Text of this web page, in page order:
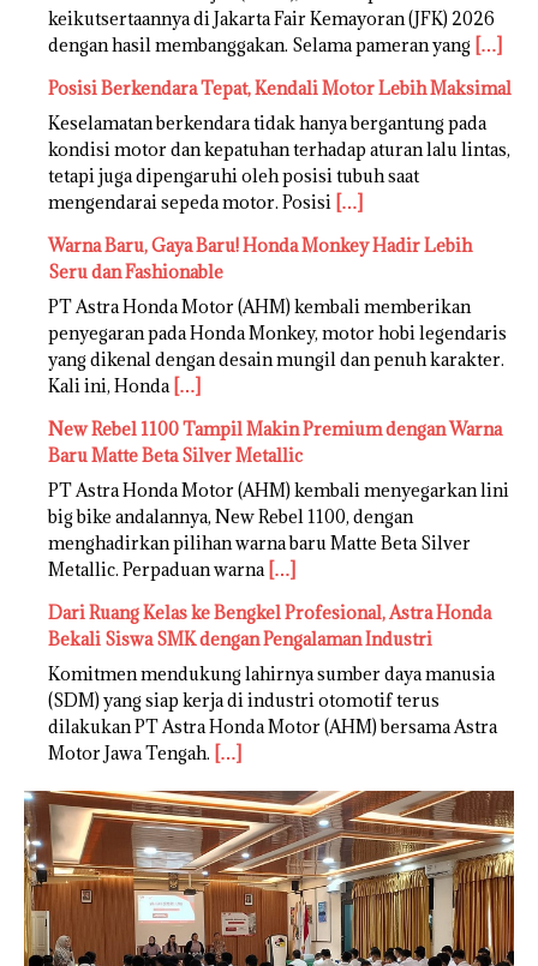
keikutsertaannya di Jakarta Fair Kemayoran (JFK) 2026
dengan hasil membanggakan. Selama pameran yang […]
Posisi Berkendara Tepat, Kendali Motor Lebih Maksimal
Keselamatan berkendara tidak hanya bergantung pada
kondisi motor dan kepatuhan terhadap aturan lalu lintas,
tetapi juga dipengaruhi oleh posisi tubuh saat
mengendarai sepeda motor. Posisi […]
Warna Baru, Gaya Baru! Honda Monkey Hadir Lebih
Seru dan Fashionable
PT Astra Honda Motor (AHM) kembali memberikan
penyegaran pada Honda Monkey, motor hobi legendaris
yang dikenal dengan desain mungil dan penuh karakter.
Kali ini, Honda […]
New Rebel 1100 Tampil Makin Premium dengan Warna
Baru Matte Beta Silver Metallic
PT Astra Honda Motor (AHM) kembali menyegarkan lini
big bike andalannya, New Rebel 1100, dengan
menghadirkan pilihan warna baru Matte Beta Silver
Metallic. Perpaduan warna […]
Dari Ruang Kelas ke Bengkel Profesional, Astra Honda
Bekali Siswa SMK dengan Pengalaman Industri
Komitmen mendukung lahirnya sumber daya manusia
(SDM) yang siap kerja di industri otomotif terus
dilakukan PT Astra Honda Motor (AHM) bersama Astra
Motor Jawa Tengah. […]